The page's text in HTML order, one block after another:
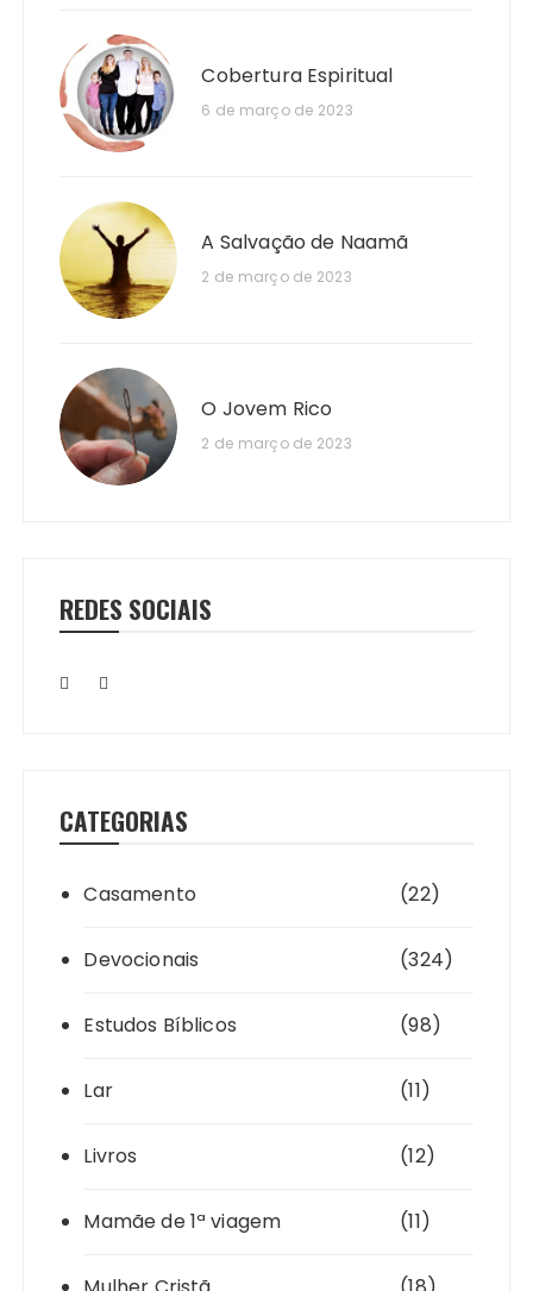
Cobertura Espiritual
6 de março de 2023
A Salvação de Naamã
2 de março de 2023
O Jovem Rico
2 de março de 2023
REDES SOCIAIS
CATEGORIAS
Casamento (22)
Devocionais (324)
Estudos Bíblicos (98)
Lar (11)
Livros (12)
Mamãe de 1ª viagem (11)